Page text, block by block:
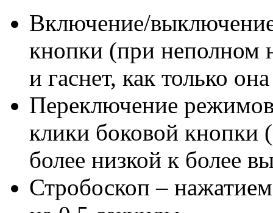
Включение/
кнопки (при неполном
и гаснет, как только
Переключение
клики боковой кнопки
более низкой к более
Стробоскоп –